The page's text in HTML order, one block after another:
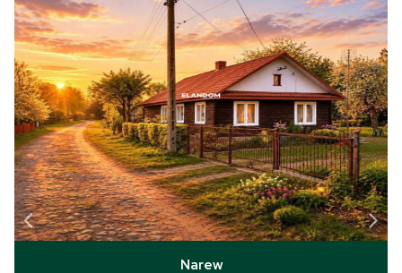
Narew